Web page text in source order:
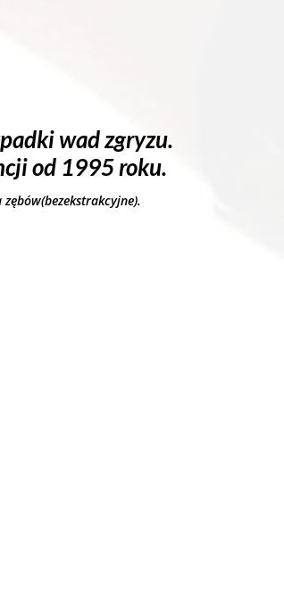
wad zgryzu.
od 1995 roku.